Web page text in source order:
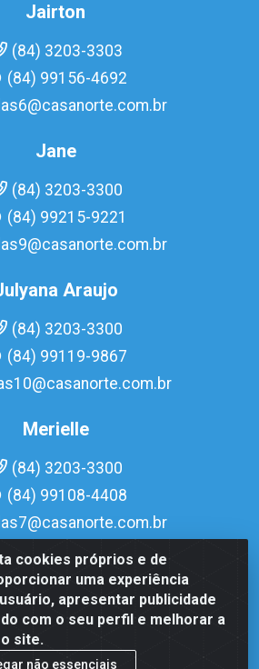
cookies próprios e de
uma experiência
apresentar publicidade
com o seu perfil e melhorar a
site.
não essenciais
Jairton
(84) 3203-3303
(84) 99156-4692
Jane
(84) 3203-3300
(84) 99215-9221
Araujo
(84) 3203-3300
(84) 99119-9867
Merielle
(84) 3203-3300
(84) 99108-4408
Av. Interventor Mário Câmara, 1815 -
Natal/RN - CEP 59054-600 - CNPJ
08.713.513/0001-51